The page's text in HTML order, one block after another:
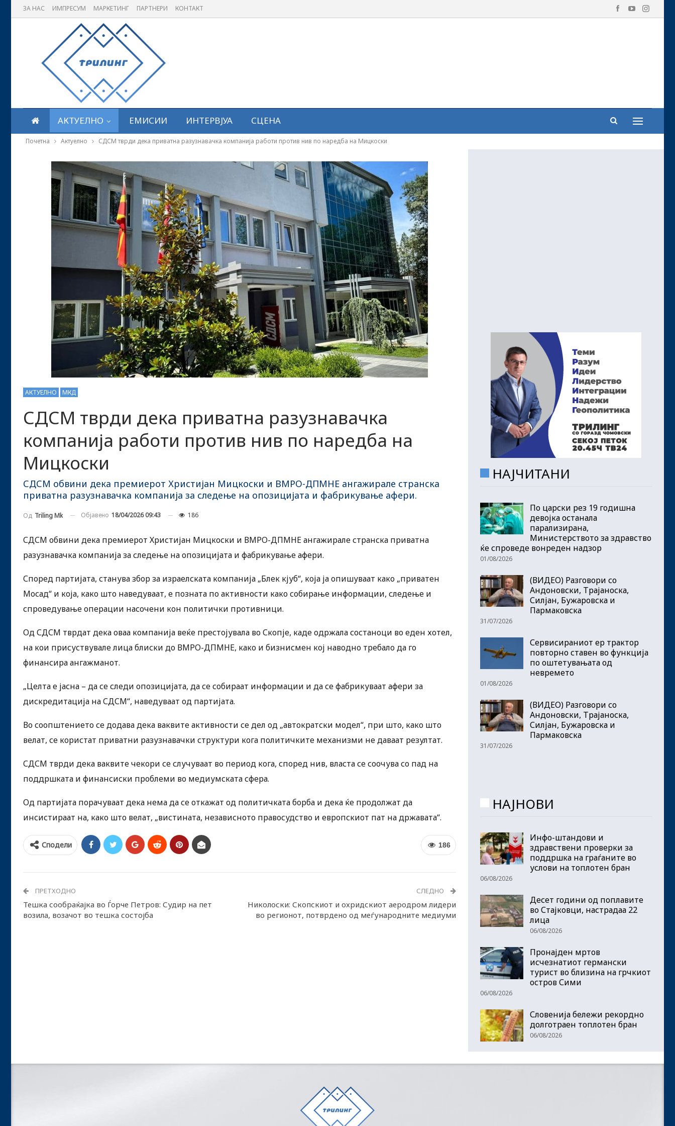
ЗА НАС ИМПРЕСУМ МАРКЕТИНГ ПАРТНЕРИ КОНТАКТ
АКТУЕЛНО ЕМИСИИ ИНТЕРВЈУА СЦЕНА
Почетна Актуелно СДСМ тврди дека приватна разузнавачка компанија работи против нив по наредба на Мицкоски
АКТУЕЛНО МКД
СДСМ тврди дека приватна разузнавачка
компанија работи против нив по наредба на
Мицкоски
СДСМ обвини дека премиерот Христијан Мицкоски и ВМРО-ДПМНЕ ангажирале странска
приватна разузнавачка компанија за следење на опозицијата и фабрикување афери.
Од Triling Mk Објавено 18/04/2026 09:43 186
СДСМ обвини дека премиерот Христијан Мицкоски и ВМРО-ДПМНЕ ангажирале странска приватна
разузнавачка компанија за следење на опозицијата и фабрикување афери.
Според партијата, станува збор за израелската компанија „Блек кјуб“, која ја опишуваат како „приватен
Мосад“ и која, како што наведуваат, е позната по активности како собирање информации, следење и
спроведување операции насочени кон политички противници.
Од СДСМ тврдат дека оваа компанија веќе престојувала во Скопје, каде одржала состаноци во еден хотел,
на кои присуствувале лица блиски до ВМРО-ДПМНЕ, како и бизнисмен кој наводно требало да го
финансира ангажманот.
„Целта е јасна – да се следи опозицијата, да се собираат информации и да се фабрикуваат афери за
дискредитација на СДСМ“, наведуваат од партијата.
Во соопштението се додава дека ваквите активности се дел од „автократски модел“, при што, како што
велат, се користат приватни разузнавачки структури кога политичките механизми не даваат резултат.
СДСМ тврди дека ваквите чекори се случуваат во период кога, според нив, власта се соочува со пад на
поддршката и финансиски проблеми во медиумската сфера.
Од партијата порачуваат дека нема да се откажат од политичката борба и дека ќе продолжат да
инсистираат на, како што велат, „вистината, независното правосудство и европскиот пат на државата“.
186
Сподели
ПРЕТХОДНО
Тешка сообраќајка во Ѓорче Петров: Судир на пет
возила, возачот во тешка состојба
СЛЕДНО
Николоски: Скопскиот и охридскиот аеродром лидери
во регионот, потврдено од меѓународните медиуми
НАЈЧИТАНИ
По царски рез 19 годишна
девојка останала
парализирана,
Министерството за здравство
ќе спроведе вонреден надзор
01/08/2026
(ВИДЕО) Разговори со
Андоновски, Трајаноска,
Силјан, Бужаровска и
Пармаковска
31/07/2026
Сервисираниот ер трактор
повторно ставен во функција
по оштетувањата од
невремето
01/08/2026
(ВИДЕО) Разговори со
Андоновски, Трајаноска,
Силјан, Бужаровска и
Пармаковска
31/07/2026
НАЈНОВИ
Инфо-штандови и
здравствени проверки за
поддршка на граѓаните во
услови на топлотен бран
06/08/2026
Десет години од поплавите
во Стајковци, настрадаа 22
лица
06/08/2026
Пронајден мртов
исчезнатиот германски
турист во близина на грчкиот
остров Сими
06/08/2026
Словенија бележи рекордно
долготраен топлотен бран
06/08/2026